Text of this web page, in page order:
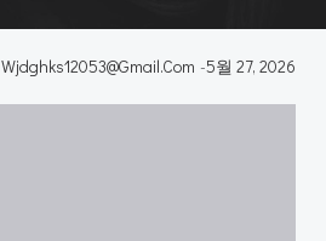
Wjdghks12053@gmail.com -5월 27, 2026